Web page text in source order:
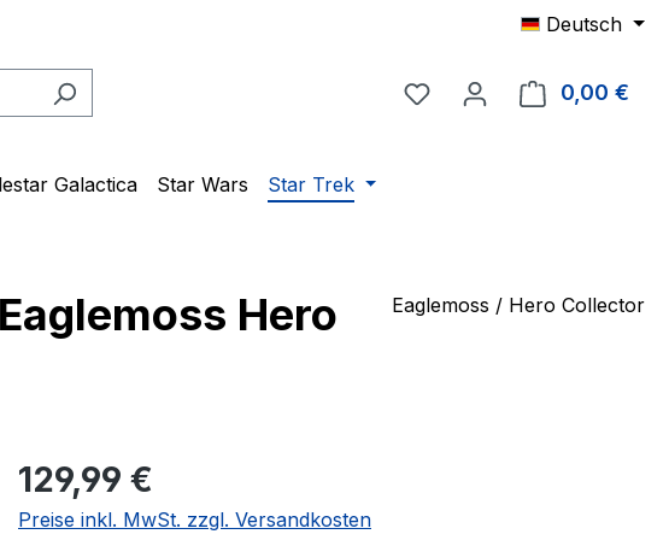
Deutsch
Du hast 0 Produkte auf
0,00 €
Galactica Star Wars Star Trek
Hero
Eaglemoss / Hero Collector
Regulärer Preis:
129,99 €
Preise inkl. MwSt. zzgl. Versandkosten